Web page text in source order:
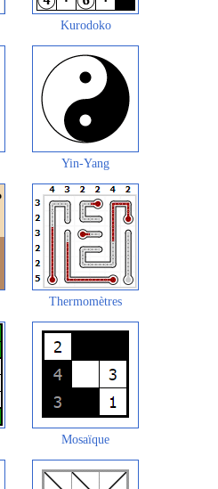
Kurodoko
Yin-Yang
Thermomètres
Mosaïque